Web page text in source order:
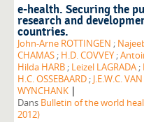
e-health. Securing the
research and
countries.
John-Arne ROTTINGEN ;
CHAMAS ; H.D. COVVEY ;
Hilda HARB ; Leizel LAGRADA ;
H.C. OSSEBAARD ; J.E.W.C.
WYNCHANK |
Dans Bulletin of the world
2012)